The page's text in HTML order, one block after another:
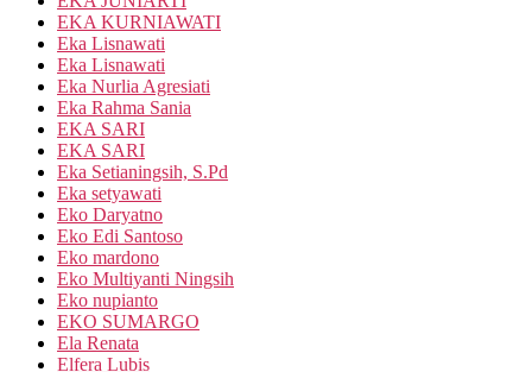
EKA KURNIAWATI
Eka Lisnawati
Eka Lisnawati
Eka Nurlia Agresiati
Eka Rahma Sania
EKA SARI
EKA SARI
Eka Setianingsih, S.Pd
Eka setyawati
Eko Daryatno
Eko Edi Santoso
Eko mardono
Eko Multiyanti Ningsih
Eko nupianto
EKO SUMARGO
Ela Renata
Elfera Lubis